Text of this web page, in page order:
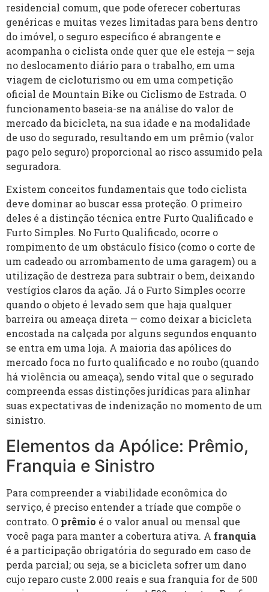
residencial comum, que pode oferecer coberturas
genéricas e muitas vezes limitadas para bens dentro
do imóvel, o seguro específico é abrangente e
acompanha o ciclista onde quer que ele esteja — seja
no deslocamento diário para o trabalho, em uma
viagem de cicloturismo ou em uma competição
oficial de Mountain Bike ou Ciclismo de Estrada. O
funcionamento baseia-se na análise do valor de
mercado da bicicleta, na sua idade e na modalidade
de uso do segurado, resultando em um prêmio (valor
pago pelo seguro) proporcional ao risco assumido pela
seguradora.
Existem conceitos fundamentais que todo ciclista
deve dominar ao buscar essa proteção. O primeiro
deles é a distinção técnica entre Furto Qualificado e
Furto Simples. No Furto Qualificado, ocorre o
rompimento de um obstáculo físico (como o corte de
um cadeado ou arrombamento de uma garagem) ou a
utilização de destreza para subtrair o bem, deixando
vestígios claros da ação. Já o Furto Simples ocorre
quando o objeto é levado sem que haja qualquer
barreira ou ameaça direta — como deixar a bicicleta
encostada na calçada por alguns segundos enquanto
se entra em uma loja. A maioria das apólices do
mercado foca no furto qualificado e no roubo (quando
há violência ou ameaça), sendo vital que o segurado
compreenda essas distinções jurídicas para alinhar
suas expectativas de indenização no momento de um
sinistro.
Elementos da Apólice: Prêmio,
Franquia e Sinistro
Para compreender a viabilidade econômica do
serviço, é preciso entender a tríade que compõe o
contrato. O prêmio é o valor anual ou mensal que
você paga para manter a cobertura ativa. A franquia
é a participação obrigatória do segurado em caso de
perda parcial; ou seja, se a bicicleta sofrer um dano
cujo reparo custe 2.000 reais e sua franquia for de 500